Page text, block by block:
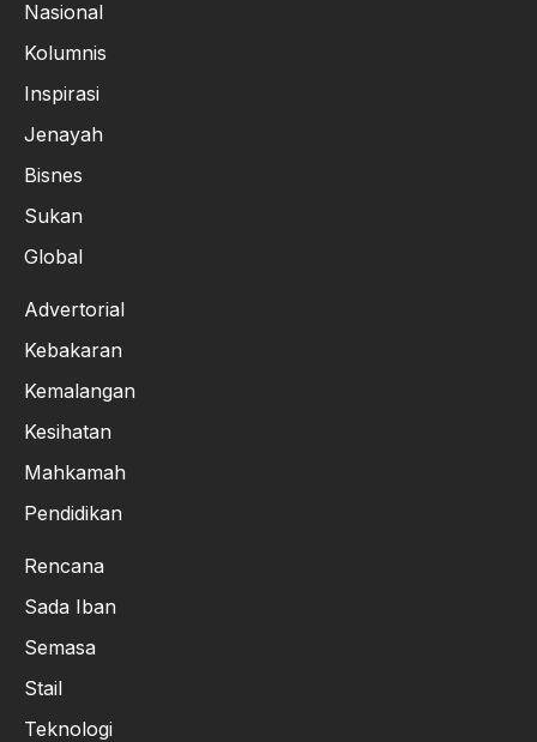
Nasional
Kolumnis
Inspirasi
Jenayah
Bisnes
Sukan
Global
Advertorial
Kebakaran
Kemalangan
Kesihatan
Mahkamah
Pendidikan
Rencana
Sada Iban
Semasa
Stail
Teknologi